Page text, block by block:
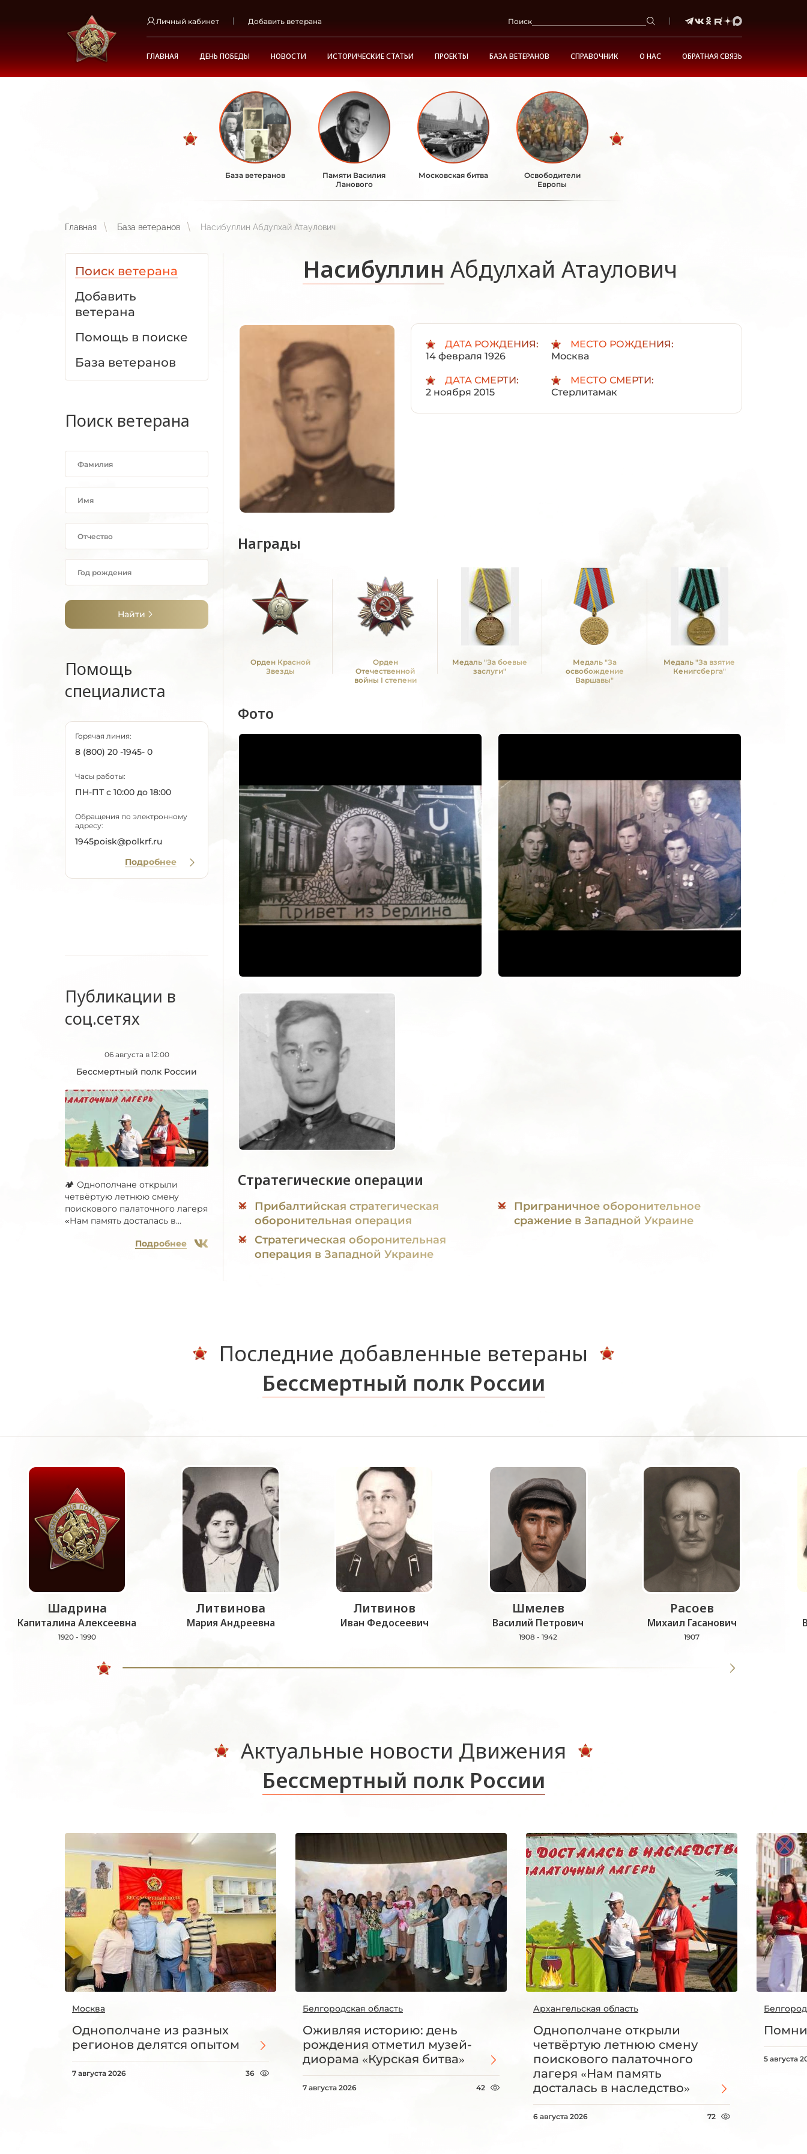
Личный кабинет Добавить ветерана Поиск
ГЛАВНАЯ ДЕНЬ ПОБЕДЫ НОВОСТИ ИСТОРИЧЕСКИЕ СТАТЬИ ПРОЕКТЫ БАЗА ВЕТЕРАНОВ СПРАВОЧНИК О НАС ОБРАТНАЯ СВЯЗЬ
База ветеранов
Памяти Василия
Ланового
Московская битва
Освободители
Европы
Главная База ветеранов Насибуллин Абдулхай Атаулович
Поиск ветерана
Добавить
ветерана
Помощь в поиске
База ветеранов
Поиск ветерана
Найти
Помощь
специалиста
Горячая линия:
8 (800) 20 -1945- 0
Часы работы:
ПН-ПТ с 10:00 до 18:00
Обращения по электронному
адресу:
1945poisk@polkrf.ru
Подробнее
Публикации в
соц.сетях
06 августа в 12:00
Бессмертный полк России
🏕 Однополчане открыли
четвёртую летнюю смену
поискового палаточного лагеря
«Нам память досталась в...
Подробнее
Насибуллин Абдулхай Атаулович
ДАТА РОЖДЕНИЯ:
14 февраля 1926
МЕСТО РОЖДЕНИЯ:
Москва
ДАТА СМЕРТИ:
2 ноября 2015
МЕСТО СМЕРТИ:
Стерлитамак
Награды
Орден Красной
Звезды
Орден
Отечественной
войны I степени
Медаль "За боевые
заслуги"
Медаль "За
освобождение
Варшавы"
Медаль "За взятие
Кенигсберга"
Фото
Стратегические операции
Прибалтийская стратегическая
оборонительная операция
Стратегическая оборонительная
операция в Западной Украине
Приграничное оборонительное
сражение в Западной Украине
Последние добавленные ветераны
Бессмертный полк России
Шадрина
Капиталина Алексеевна
1920 - 1990
Литвинова
Мария Андреевна
Литвинов
Иван Федосеевич
Шмелев
Василий Петрович
1908 - 1942
Расоев
Михаил Гасанович
1907
Актуальные новости Движения
Бессмертный полк России
Москва
Однополчане из разных
регионов делятся опытом
7 августа 2026 36
Белгородская область
Оживляя историю: день
рождения отметил музей-
диорама «Курская битва»
7 августа 2026 42
Архангельская область
Однополчане открыли
четвёртую летнюю смену
поискового палаточного
лагеря «Нам память
досталась в наследство»
6 августа 2026 72
5 августа